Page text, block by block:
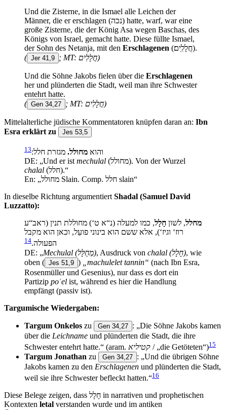
Und die Zisterne, in die Ismael alle Leichen der
Männer, die er erschlagen (נכה) hatte, warf, war eine
große Zisterne, die der König Asa wegen Baschas, des
Königs von Israel, gemacht hatte. Diese füllte Ismael,
der Sohn des Netanja, mit den Erschlagenen
(חֲלָלִֽים׃).
( Jer 41,9 ; MT: חֲלָלִים)
Und die Söhne Jakobs fielen über die Erschlagenen
her und plünderten die Stadt, weil man ihre Schwester
entehrt hatte.
( Gen 34,27 ; MT: חֲלָלִים)
Mittelalterliche jüdische Kommentatoren knüpfen daran an: Ibn
Esra erklärt zu
Jes 53,5
והוא מחולל. מגזרת חלל:13
DE: „Und er ist mechulal
(מחולל). Von der Wurzel
chalal
(חלל).“
En: „מחולל Slain. Comp. חלל slain“
In dieselbe Richtung argumentiert Shadal (Samuel David
Luzzatto):
מחלל, לשון חָלָל, כמו למעלה (נ“א ט‘) מחוללת תנין (ראב“ע
רוז‘ וגיז‘), אלא ששם הוא בינוני פועֵל, וכאן הוא מקבל
הפעולה.14
DE: „Mechulal (מְחֻלָּל), Ausdruck von chalal (חָלָל), wie
oben ( Jes 51,9 ) „machulelet tannin“ (nach Ibn Esra,
Rosenmüller und Gesenius), nur dass es dort ein
Partizip poʿel ist, während es hier die Handlung
empfängt (passiv ist).
Targumische Wiedergaben:
Targum Onkelos zu Gen 34,27 : „Die Söhne Jakobs kamen
über die Leichname und plünderten die Stadt, die ihre
Schwester entehrt hatte.“ (aram. קטיליא / „die Getöteten“)15
Targum Jonathan zu Gen 34,27 : „Und die übrigen Söhne
Jakobs kamen zu den Erschlagenen und plünderten die Stadt,
weil sie ihre Schwester befleckt hatten.“16
Diese Belege zeigen, dass חָלָל in narrativen und prophetischen
Kontexten letal verstanden wurde und im antiken